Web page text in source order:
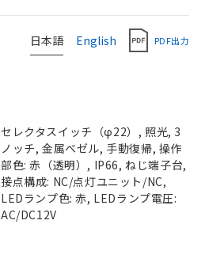
日本語 English PDF出力
セレクタスイッチ（φ22）, 照光, 3
ノッチ, 金属ベゼル, 手動復帰, 操作
部色: 赤（透明）, IP66, ねじ端子台,
接点構成: NC/点灯ユニット/NC,
LEDランプ色: 赤, LEDランプ電圧:
AC/DC12V